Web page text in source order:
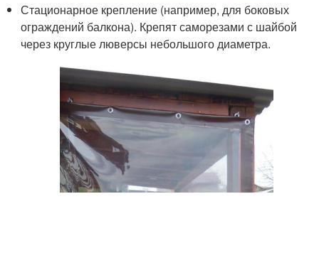
Стационарное крепление (например, для боковых
ограждений балкона). Крепят саморезами с шайбой
через круглые люверсы небольшого диаметра.